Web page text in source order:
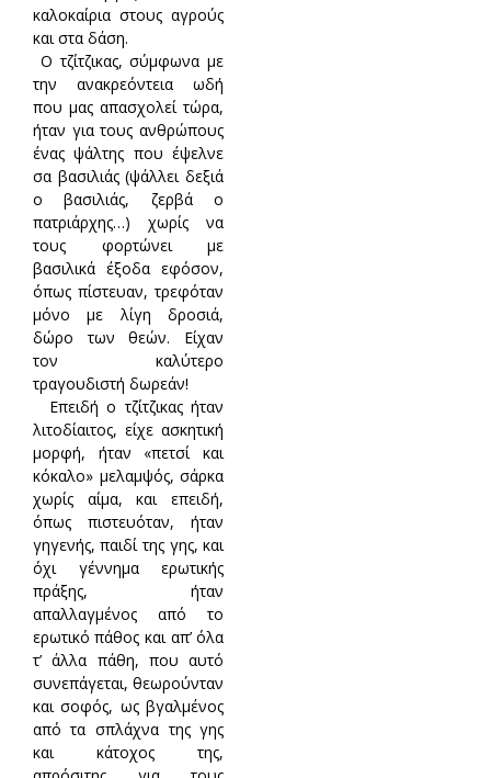
καλοκαίρια στους αγρούς
και στα δάση.
Ο τζίτζικας, σύμφωνα με
την ανακρεόντεια ωδή
που μας απασχολεί τώρα,
ήταν για τους ανθρώπους
ένας ψάλτης που έψελνε
σα βασιλιάς (ψάλλει δεξιά
ο βασιλιάς, ζερβά ο
πατριάρχης…) χωρίς να
τους φορτώνει με
βασιλικά έξοδα εφόσον,
όπως πίστευαν, τρεφόταν
μόνο με λίγη δροσιά,
δώρο των θεών. Είχαν
τον καλύτερο
τραγουδιστή δωρεάν!
Επειδή ο τζίτζικας ήταν
λιτοδίαιτος, είχε ασκητική
μορφή, ήταν «πετσί και
κόκαλο» μελαμψός, σάρκα
χωρίς αίμα, και επειδή,
όπως πιστευόταν, ήταν
γηγενής, παιδί της γης, και
όχι γέννημα ερωτικής
πράξης, ήταν
απαλλαγμένος από το
ερωτικό πάθος και απ’ όλα
τ’ άλλα πάθη, που αυτό
συνεπάγεται, θεωρούνταν
και σοφός, ως βγαλμένος
από τα σπλάχνα της γης
και κάτοχος της,